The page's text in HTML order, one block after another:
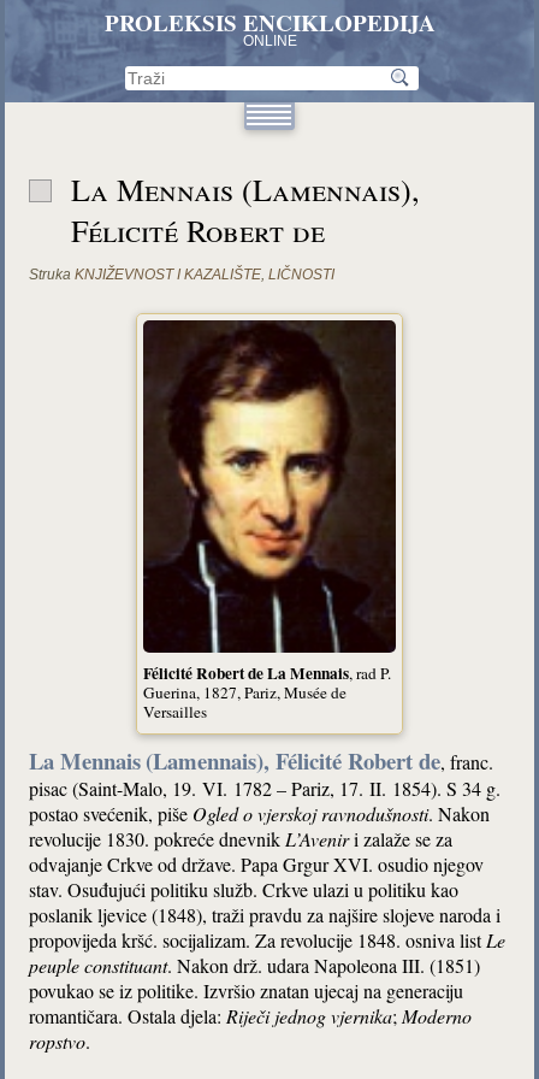
PROLEKSIS ENCIKLOPEDIJA
ONLINE
La Mennais (Lamennais),
Félicité Robert de
Struka KNJIŽEVNOST I KAZALIŠTE,LIČNOSTI
Félicité Robert de La Mennais, rad P.
Guerina, 1827, Pariz, Musée de
Versailles
La Mennais(Lamennais), Félicité Robert de, franc.
pisac (Saint-Malo, 19. VI. 1782 – Pariz, 17. II. 1854). S 34 g.
postao svećenik, piše Ogled o vjerskoj ravnodušnosti. Nakon
revolucije 1830. pokreće dnevnik L’Aveniri zalaže se za
odvajanje Crkve od države. Papa Grgur XVI. osudio njegov
stav. Osuđujući politiku služb. Crkve ulazi u politiku kao
poslanik ljevice (1848), traži pravdu za najšire slojeve naroda i
propovijeda kršć. socijalizam. Za revolucije 1848. osniva listLe
peuple constituant. Nakon drž. udara Napoleona III. (1851)
povukao se iz politike. Izvršio znatan ujecaj na generaciju
romantičara. Ostala djela: Riječi jednog vjernika; Moderno
ropstvo.